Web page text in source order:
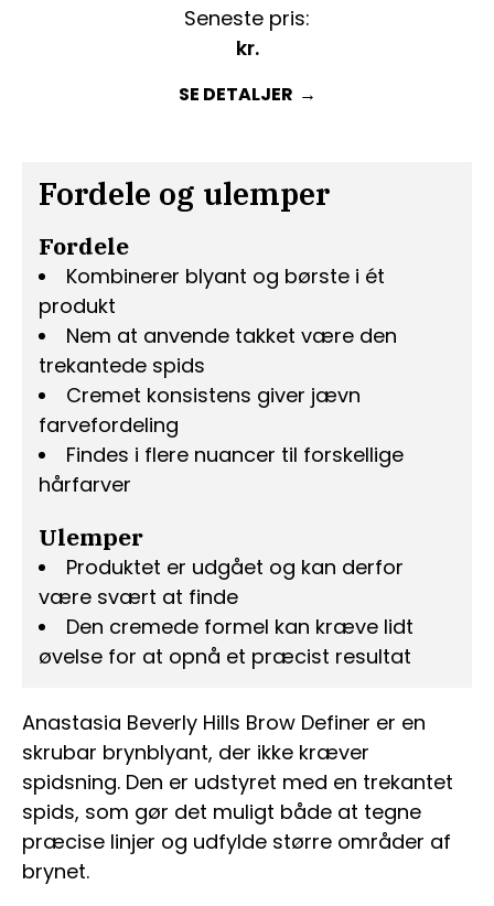
Anastasia Beverly Hills Brow Definer er en
skrubar brynblyant, der ikke kræver
spidsning. Den er udstyret med en trekantet
spids, som gør det muligt både at tegne
præcise linjer og udfylde større områder af
brynet.
Fordele og ulemper
Fordele
Kombinerer blyant og børste i ét
produkt
Nem at anvende takket være den
trekantede spids
Cremet konsistens giver jævn
farvefordeling
Findes i flere nuancer til forskellige
hårfarver
Ulemper
Produktet er udgået og kan derfor
være svært at finde
Den cremede formel kan kræve lidt
øvelse for at opnå et præcist resultat
Seneste pris:
kr.
SE DETALJER